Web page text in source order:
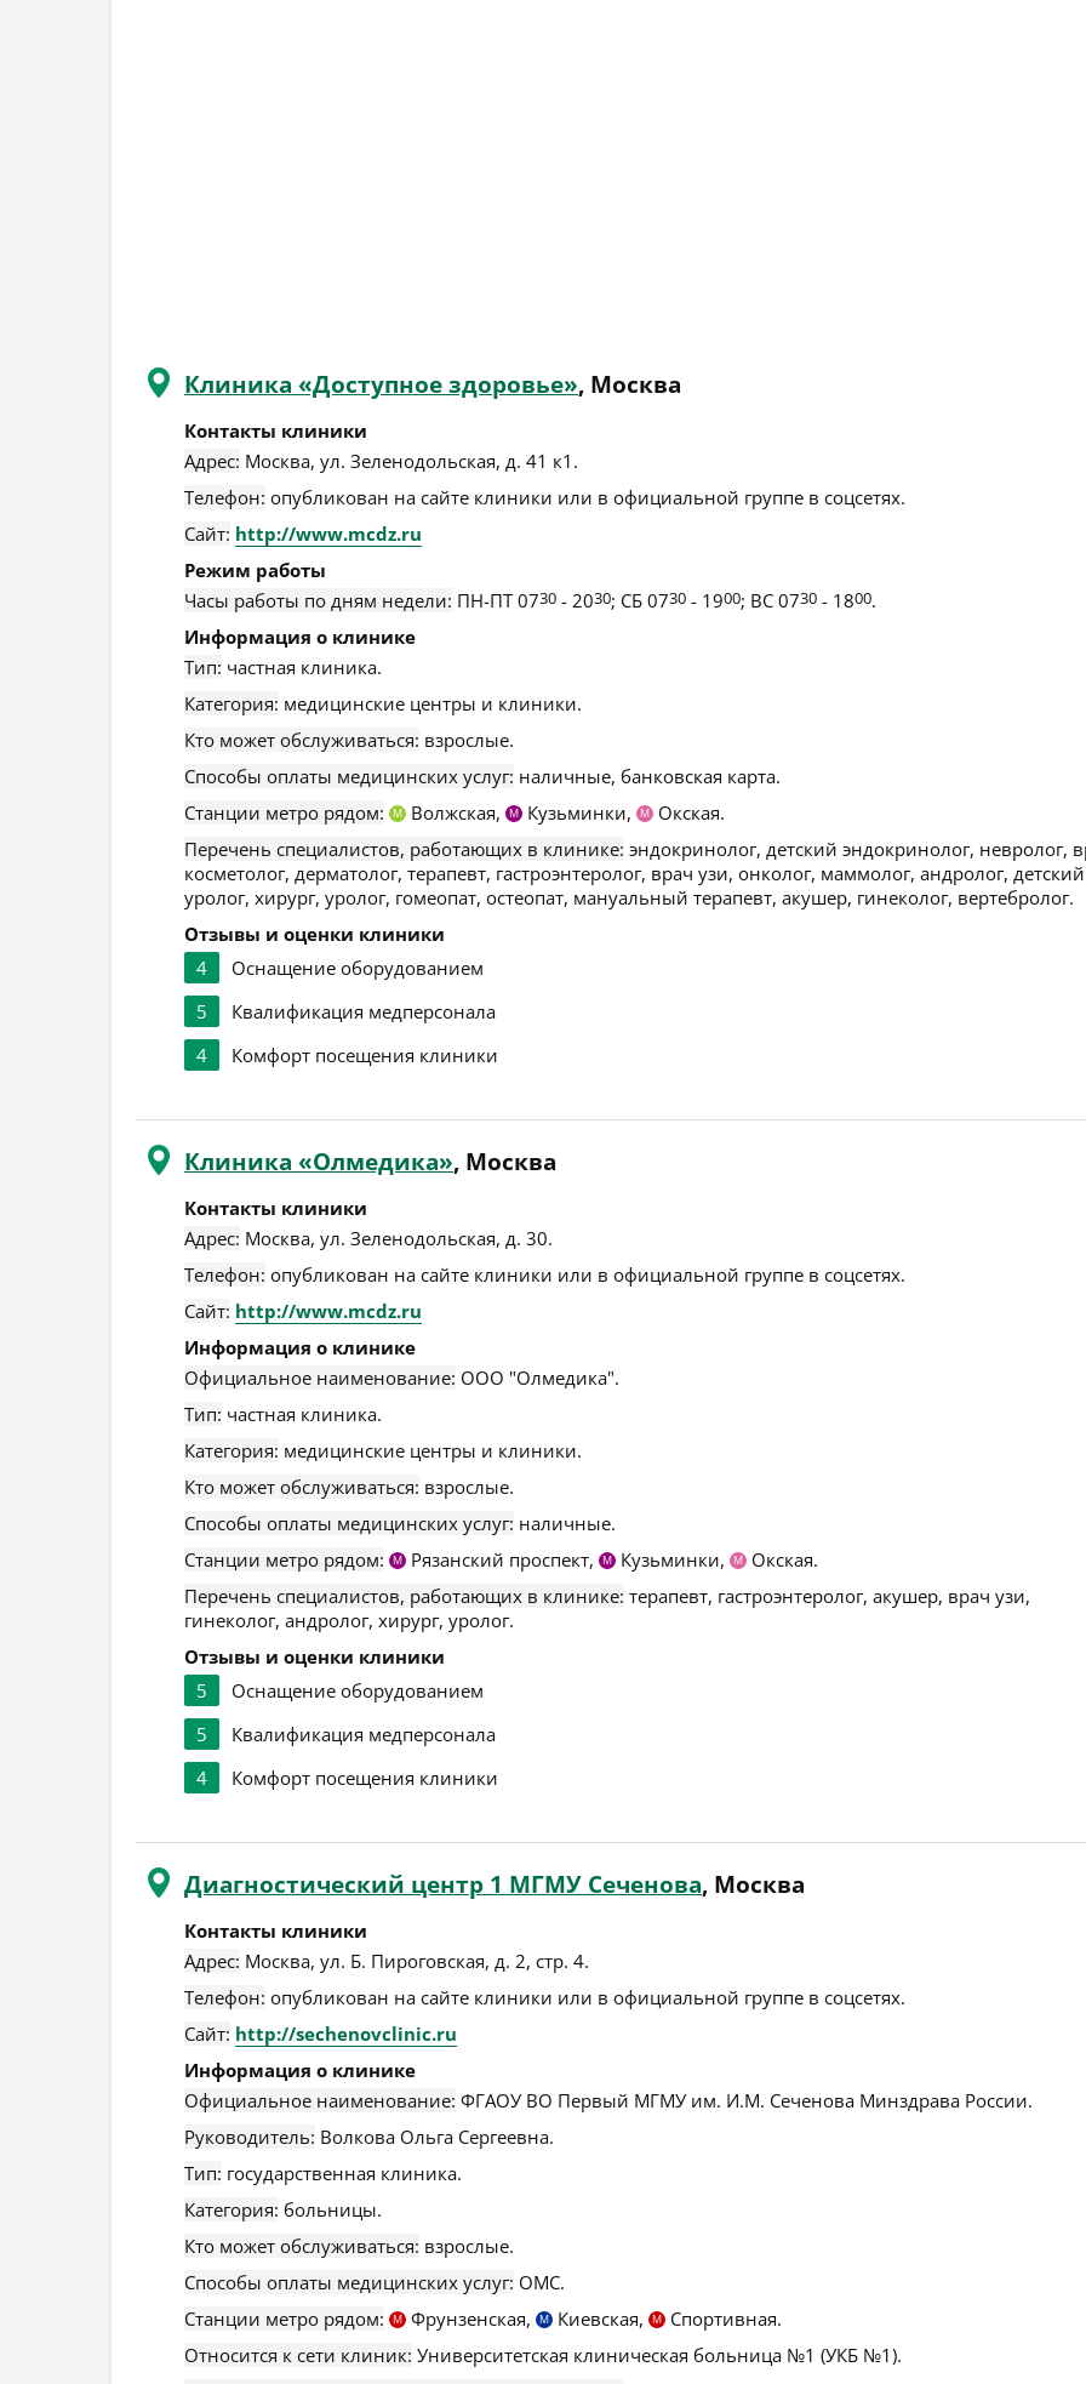
Клиника «Доступное здоровье», Москва
Контакты клиники
Адрес: Москва, ул. Зеленодольская, д. 41 к1 .
Телефон: опубликован на сайте клиники или в официальной группе в соцсетях.
Сайт: http://www.mcdz.ru
Режим работы
Часы работы по дням недели: ПН-ПТ 0730 - 2030; СБ 0730 - 1900; ВС 0730 - 1800.
Информация о клинике
Тип: частная клиника.
Категория: медицинские центры и клиники.
Кто может обслуживаться: взрослые.
Способы оплаты медицинских услуг: наличные, банковская карта.
Станции метро рядом:
М Волжская, М Кузьминки, М
Окская.
Перечень специалистов, работающих в клинике: эндокринолог, детский эндокринолог, невролог,
косметолог, дерматолог, терапевт, гастроэнтеролог, врач узи, онколог, маммолог, андролог, детский
уролог, хирург, уролог, гомеопат, остеопат, мануальный терапевт, акушер, гинеколог, вертебролог.
Отзывы и оценки клиники
4
Оснащение оборудованием
5
Квалификация медперсонала
4
Комфорт посещения клиники
Клиника «Олмедика», Москва
Контакты клиники
Адрес: Москва, ул. Зеленодольская, д. 30.
Телефон: опубликован на сайте клиники или в официальной группе в соцсетях.
Сайт: http://www.mcdz.ru
Информация о клинике
Официальное наименование: ООО "Олмедика".
Тип: частная клиника.
Категория: медицинские центры и клиники.
Кто может обслуживаться: взрослые.
Способы оплаты медицинских услуг: наличные.
Станции метро рядом:
М Рязанский проспект, М Кузьминки, М
Окская.
Перечень специалистов, работающих в клинике: терапевт, гастроэнтеролог, акушер, врач узи,
гинеколог, андролог, хирург, уролог.
Отзывы и оценки клиники
5
Оснащение оборудованием
5
Квалификация медперсонала
4
Комфорт посещения клиники
Диагностический центр 1 МГМУ Сеченова, Москва
Контакты клиники
Адрес: Москва, ул. Б. Пироговская, д. 2, стр. 4.
Телефон: опубликован на сайте клиники или в официальной группе в соцсетях.
Сайт: http://sechenovclinic.ru
Информация о клинике
Официальное наименование: ФГАОУ ВО Первый МГМУ им. И.М. Сеченова Минздрава России.
Руководитель: Волкова Ольга Сергеевна.
Тип: государственная клиника.
Категория: больницы.
Кто может обслуживаться: взрослые.
Способы оплаты медицинских услуг: ОМС.
Станции метро рядом:
М Фрунзенская, М Киевская, М
Спортивная.
Относится к сети клиник: Университетская клиническая больница №1 (УКБ №1).